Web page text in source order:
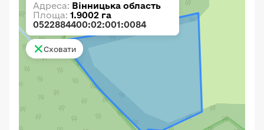
Адреса: Вінницька область
Площа: 1.9002 га
0522884400:02:001:0084
Сховати